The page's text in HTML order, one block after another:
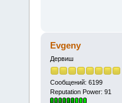
Evgeny
Дервиш
Сообщений: 6199
Reputation Power: 91